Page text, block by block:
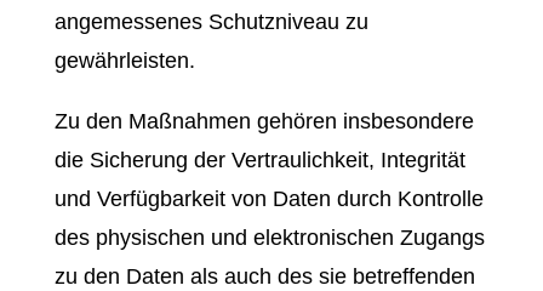
angemessenes Schutzniveau zu
gewährleisten.
Zu den Maßnahmen gehören insbesondere
die Sicherung der Vertraulichkeit, Integrität
und Verfügbarkeit von Daten durch Kontrolle
des physischen und elektronischen Zugangs
zu den Daten als auch des sie betreffenden